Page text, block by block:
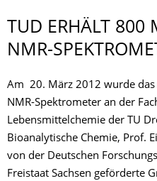
TUD ERHÄLT 800
NMR-
Am 20. März 2012 wurde
NMR-Spektrometer an der
Lebensmittelchemie der TU
Bioanalytische Chemie, Prof.
von der Deutschen
Freistaat Sachsen geförderte